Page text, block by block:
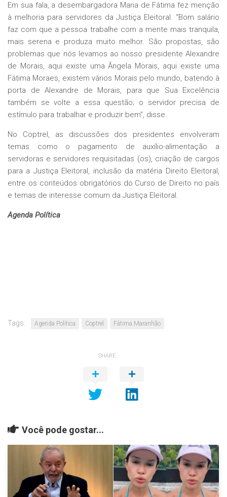
Em sua fala, a desembargadora Maria de Fátima fez menção
à melhoria para servidores da Justiça Eleitoral. “Bom salário
faz com que a pessoa trabalhe com a mente mais tranquila,
mais serena e produza muito melhor. São propostas, são
problemas que nós levamos ao nosso presidente Alexandre
de Morais, aqui existe uma Ângela Morais, aqui existe uma
Fátima Moraes, existem vários Morais pelo mundo, batendo à
porta de Alexandre de Morais, para que Sua Excelência
também se volte a essa questão; o servidor precisa de
estímulo para trabalhar e produzir bem”, disse.
No Coptrel, as discussões dos presidentes envolveram
temas como o pagamento de auxílio-alimentação a
servidoras e servidores requisitadas (os), criação de cargos
para a Justiça Eleitoral, inclusão da matéria Direito Eleitoral,
entre os conteúdos obrigatórios do Curso de Direito no país
e temas de interesse comum da Justiça Eleitoral.
Agenda Política
Tags: Agenda Política Coptrel Fátima Maranhão
SHARE
Você pode gostar...